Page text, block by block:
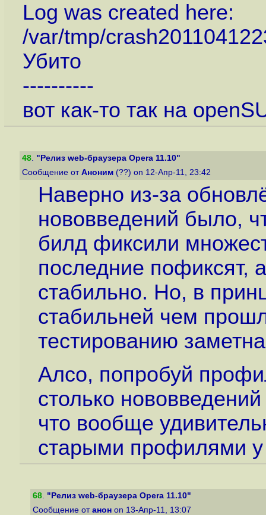
Log was created here:
/var/tmp/
Убито
----------
вот как-то так на
48. "Релиз web-браузера Opera 11.10"
Сообщение от Аноним (??) on 12-Апр-11, 23:42
Наверно из-за
нововведений было,
билд фиксили
последние пофиксят,
стабильно. Но, в
стабильней чем
тестированию
Алсо, попробуй
столько
что вообще
старыми профилями у
68. "Релиз web-браузера Opera 11.10"
Сообщение от анон on 13-Апр-11, 13:07